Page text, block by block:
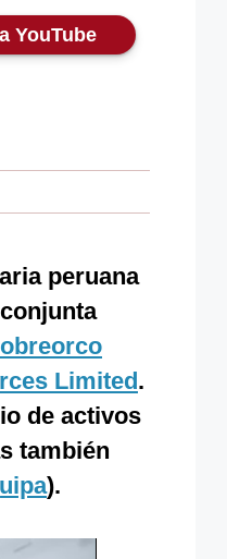
YouTube
peruana
Limited.
de activos
también
).